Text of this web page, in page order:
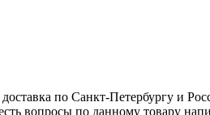
по Санкт-Петербургу и
вопросы по данному товару